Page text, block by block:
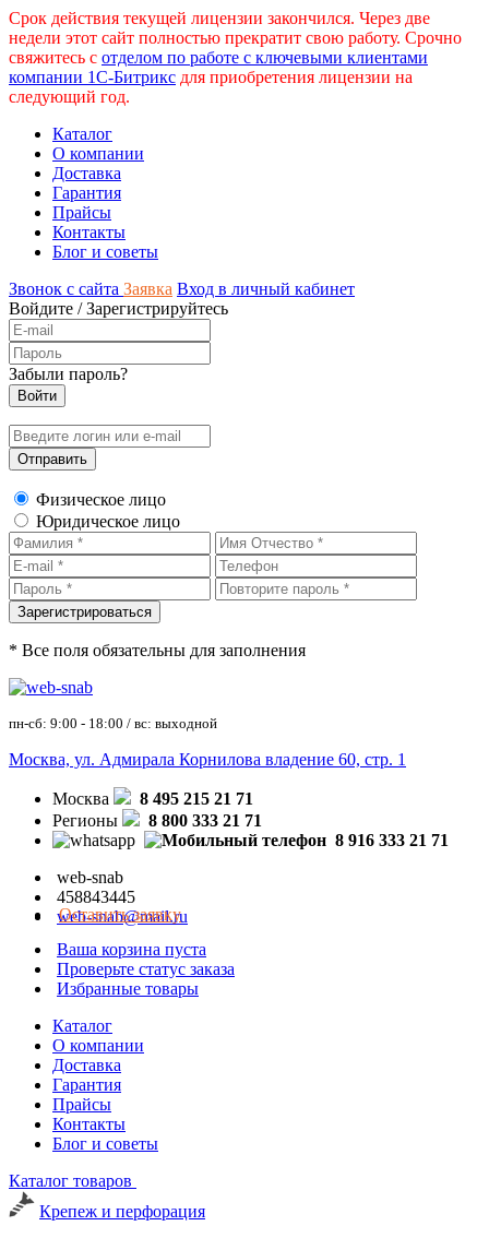
Срок действия текущей лицензии закончился. Через две
недели этот сайт полностью прекратит свою работу. Срочно
свяжитесь с отделом по работе с ключевыми клиентами
компании 1С-Битрикс для приобретения лицензии на
следующий год.
Каталог
О компании
Доставка
Гарантия
Прайсы
Контакты
Блог и советы
Звонок с сайта Заявка Вход в личный кабинет
Войдите /Зарегистрируйтесь
Забыли пароль?
Физическое лицо
Юридическое лицо
* Все поля обязательны для заполнения
пн-сб: 9:00 - 18:00 / вс: выходной
Москва, ул. Адмирала Корнилова владение 60, стр. 1
Москва
8 495 215 21 71
Регионы
8 800 333 21 71
8 916 333 21 71
web-snab
458843445
web-snab@mail.ru
Оставить заявку
Ваша корзина пуста
Проверьте статус заказа
Избранные товары
Каталог
О компании
Доставка
Гарантия
Прайсы
Контакты
Блог и советы
Каталог товаров
Крепеж и перфорация